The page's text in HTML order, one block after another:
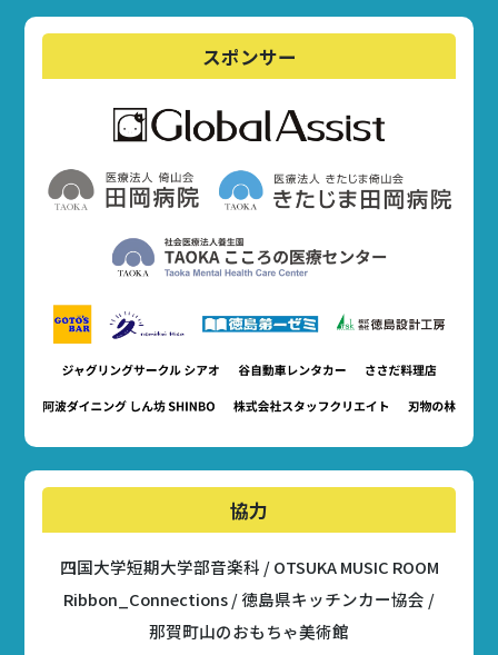
スポンサー
協力
四国大学短期大学部音楽科 / OTSUKA MUSIC ROOM
Ribbon_Connections / 徳島県キッチンカー協会 /
那賀町山のおもちゃ美術館